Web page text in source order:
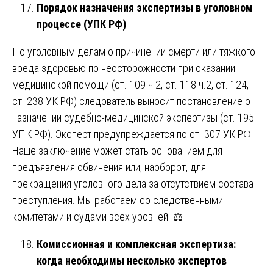
Порядок назначения экспертизы в уголовном
процессе (УПК РФ)
По уголовным делам о причинении смерти или тяжкого
вреда здоровью по неосторожности при оказании
медицинской помощи (ст. 109 ч.2, ст. 118 ч.2, ст. 124,
ст. 238 УК РФ) следователь выносит постановление о
назначении судебно-медицинской экспертизы (ст. 195
УПК РФ). Эксперт предупреждается по ст. 307 УК РФ.
Наше заключение может стать основанием для
предъявления обвинения или, наоборот, для
прекращения уголовного дела за отсутствием состава
преступления. Мы работаем со следственными
комитетами и судами всех уровней. ⚖️
Комиссионная и комплексная экспертиза:
когда необходимы несколько экспертов